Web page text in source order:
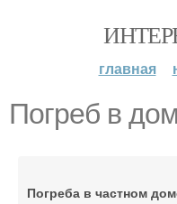
главная
Погреб в
Погреба в частном